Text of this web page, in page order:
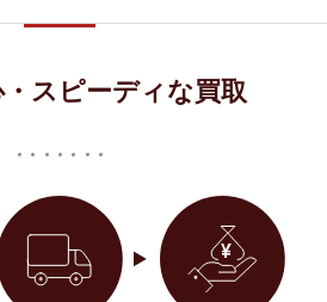
スピーディな買取